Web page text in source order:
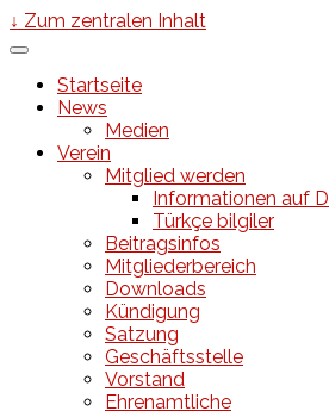
↓ Zum zentralen Inhalt
Startseite
News
Medien
Verein
Mitglied werden
Informationen auf
Türkçe bilgiler
Beitragsinfos
Mitgliederbereich
Downloads
Kündigung
Satzung
Geschäftsstelle
Vorstand
Ehrenamtliche